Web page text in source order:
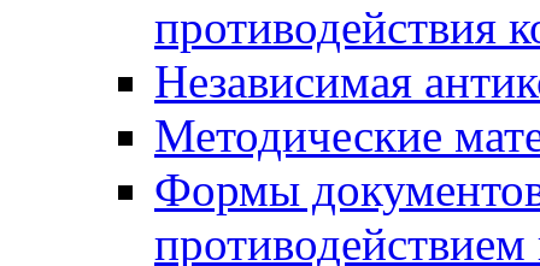
противодействия
Независимая
Методические
Формы